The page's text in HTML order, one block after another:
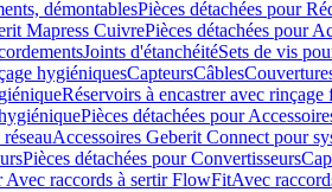
démontablesPièces détachées pour
Mapress CuivrePièces détachées pour
Joints d'étanchéitéSets de vis
hygiéniquesCapteursCâbles
Réservoirs à encastrer avec
Pièces détachées pour
Accessoires Geberit Connect pour
Pièces détachées pour Convertisseurs
Avec raccords à sertir FlowFitAvec